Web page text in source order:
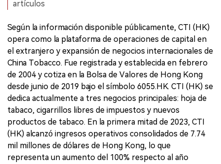
artículos
Según la información disponible públicamente, CTI (HK)
opera como la plataforma de operaciones de capital en
el extranjero y expansión de negocios internacionales de
China Tobacco. Fue registrada y establecida en febrero
de 2004 y cotiza en la Bolsa de Valores de Hong Kong
desde junio de 2019 bajo el símbolo 6055.HK. CTI (HK) se
dedica actualmente a tres negocios principales: hoja de
tabaco, cigarrillos libres de impuestos y nuevos
productos de tabaco. En la primera mitad de 2023, CTI
(HK) alcanzó ingresos operativos consolidados de 7.74
mil millones de dólares de Hong Kong, lo que
representa un aumento del 100% respecto al año